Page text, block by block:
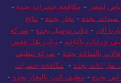
لمصر - مكافحة حشرات بجدة -
بجدة - نجار بجدة - نتائج
الان - دباب توصيل بجدة - شركة
خزانات بالباحة - دباب نقل عفش
بالساعة بجدة - شركة تنظيف
نقل اثاث بجدة - مكافحة حشرات
بجدة -تنظيف كنب بالبخار بجدة -